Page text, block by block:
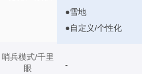
哨兵模式/千里
眼
●雪地
●自定义/个性化
-